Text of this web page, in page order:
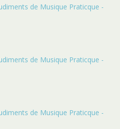
de Musique Praticque -
de Musique Praticque -
de Musique Praticque -